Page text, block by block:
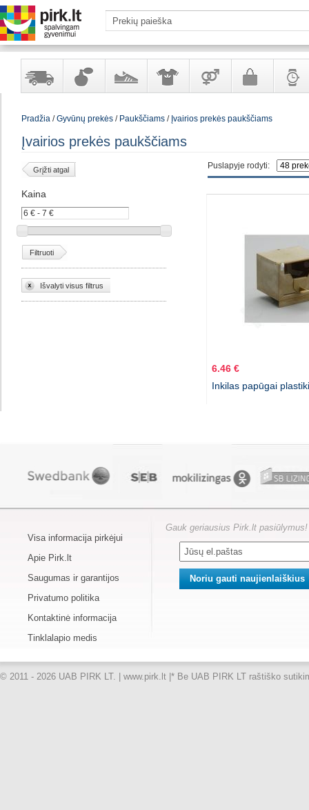
Yra
Kvepalai
kosmetika
AvalynėApranga
aksesuarai
Prekės
Galanterija
Pradžia/Gyvūnų prekės/ Paukščiams/ Įvairios prekės paukščiams
Įvairios prekės paukščiams
Puslapyje rodyti:
Grįžti atgal
Kaina
Filtruoti
Išvalyti visus filtrus
6.46 €
Inkilas papūgai
Visa informacija pirkėjui
Apie Pirk.lt
Saugumas ir garantijos
Privatumo politika
Kontaktinė informacija
Tinklalapio medis
Gauk geriausius Pirk.lt pasiūlymus!
© 2011 - 2026 UAB PIRK LT. | www.pirk.lt | * Be UAB PIRK LT raštiško